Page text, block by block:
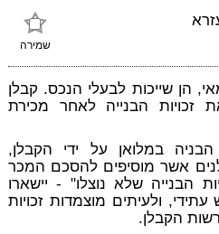
שמירה
הן שייכות לבעלי הנכס. קבלן
זכויות הבנייה לאחר מכירת
במלואן על ידי הקבלן,
אשר מוסיפים להסכם המכר
הבנייה שלא נוצלו" - יישארו
ולעיתים מוצמדות זכויות
הקבלן.